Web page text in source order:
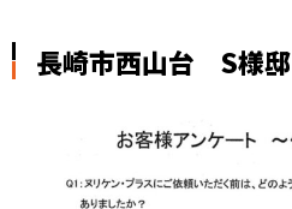
長崎市西山台 S様邸